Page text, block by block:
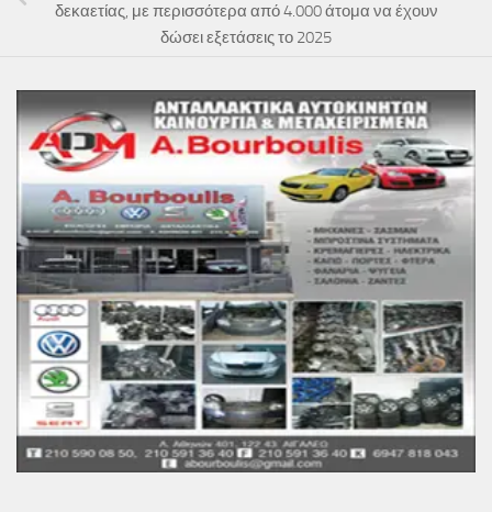
δεκαετίας, με περισσότερα από 4.000 άτομα να έχουν
δώσει εξετάσεις το 2025